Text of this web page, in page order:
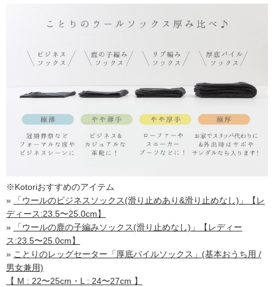
※Kotoriおすすめのアイテム
»
「ウールのビジネスソックス(滑り止めあり&滑り止めなし)」【レ
ディース:23.5〜25.0cm】
»
「ウールの鹿の子編みソックス(滑り止めなし)」【レディー
ス:23.5〜25.0cm】
» ことりのレッグセーター「厚底パイルソックス」(基本おうち用 /
男女兼用)
【 M : 22〜25cm・L : 24〜27cm 】